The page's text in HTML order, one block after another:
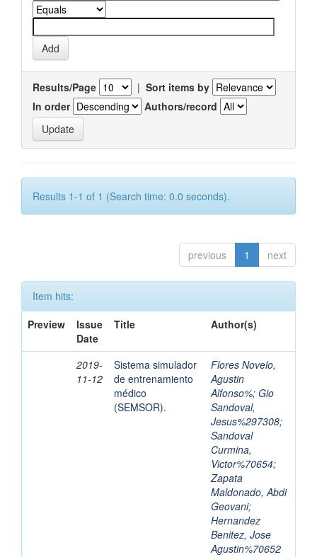
Results/Page | Sort items by
In order
Authors/record
Results 1-1 of 1 (Search time: 0.0 seconds).
previous 1 next
Item hits:
Preview
Issue
Date
Title Author(s)
2019-
11-12
Sistema simulador
de entrenamiento
médico
(SEMSOR).
Flores Novelo,
Agustin
Alfonso%; Gio
Sandoval,
Jesus%297308;
Sandoval
Curmina,
Victor%70654;
Zapata
Maldonado, Abdi
Geovani;
Hernandez
Benitez, Jose
Agustin%70652